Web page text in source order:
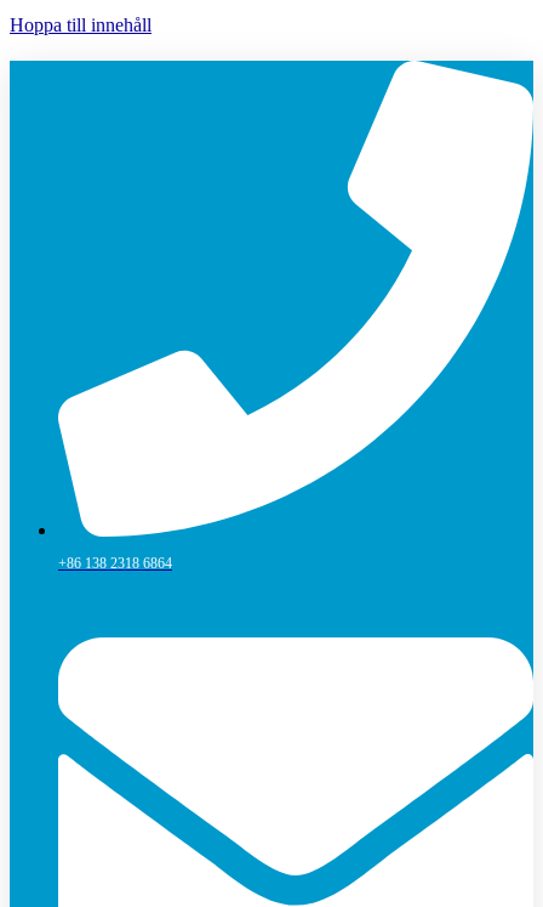
Hoppa till innehåll
+86 138 2318 6864